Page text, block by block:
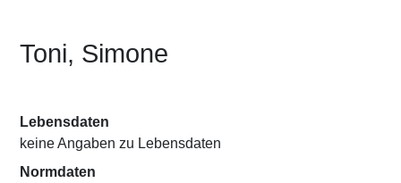
Toni, Simone
Lebensdaten
keine Angaben zu Lebensdaten
Normdaten